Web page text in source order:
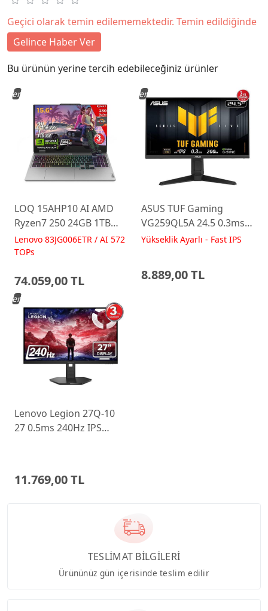
Geçici olarak temin edilememektedir. Temin edildiğinde
Gelince Haber Ver
Bu ürünün yerine tercih edebileceğiniz ürünler
LOQ 15AHP10 AI AMD
Ryzen7 250 24GB 1TB
RTX5060 15.6 IPS FHD
FreeDos Gaming
Lenovo 83JG006ETR / AI 572
TOPs
74.059,00 TL
Yeni
ASUS TUF Gaming
VG259QL5A 24.5 0.3ms
200Hz Fast IPS Yükseklik
Yükseklik Ayarlı - Fast IPS
8.889,00 TL
Yeni
Lenovo Legion 27Q-10
27 0.5ms 240Hz IPS
11.769,00 TL
Yeni
TESLİMAT BİLGİLERİ
Ürününüz gün içerisinde teslim edilir